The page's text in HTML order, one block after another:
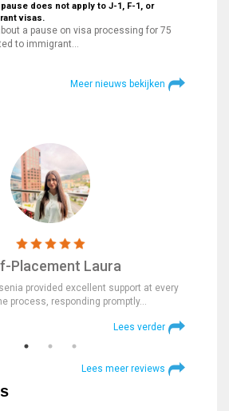
does not apply to J-1, F-1, or
visas.
a pause on visa processing for 75
to immigrant…
Meer nieuws bekijken
Placement Laura
provided excellent support at every
process, responding promptly…
Lees verder
Lees meer reviews